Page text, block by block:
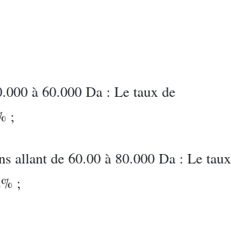
à 60.000 Da : Le taux de
;
allant de 60.00 à 80.000 Da : Le taux
;